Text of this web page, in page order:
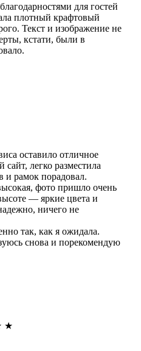
для гостей
плотный крафтовый
Текст и изображение не
кстати, были в
оставило отличное
легко разместила
и рамок порадовал.
фото пришло очень
— яркие цвета и
ничего не
так, как я ожидала.
снова и порекомендую
★